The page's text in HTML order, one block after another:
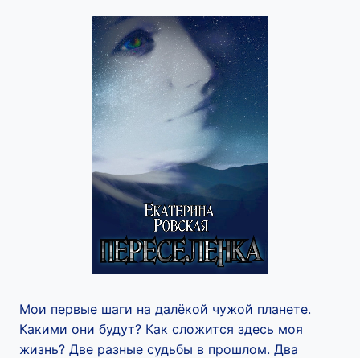
Мои первые шаги на далёкой чужой планете.
Какими они будут? Как сложится здесь моя
жизнь? Две разные судьбы в прошлом. Два